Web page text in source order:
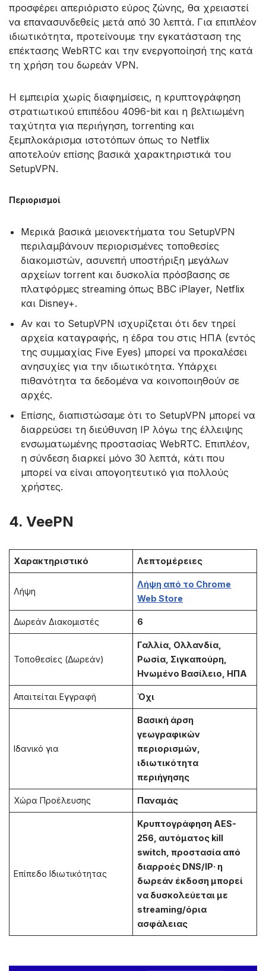
προσφέρει απεριόριστο εύρος ζώνης, θα χρειαστεί
να επανασυνδεθείς μετά από 30 λεπτά. Για επιπλέον
ιδιωτικότητα, προτείνουμε την εγκατάσταση της
επέκτασης WebRTC και την ενεργοποίησή της κατά
τη χρήση του δωρεάν VPN.
Η εμπειρία χωρίς διαφημίσεις, η κρυπτογράφηση
στρατιωτικού επιπέδου 4096-bit και η βελτιωμένη
ταχύτητα για περιήγηση, torrenting και
ξεμπλοκάρισμα ιστοτόπων όπως το Netflix
αποτελούν επίσης βασικά χαρακτηριστικά του
SetupVPN.
Περιορισμοί
Μερικά βασικά μειονεκτήματα του SetupVPN
περιλαμβάνουν περιορισμένες τοποθεσίες
διακομιστών, ασυνεπή υποστήριξη μεγάλων
αρχείων torrent και δυσκολία πρόσβασης σε
πλατφόρμες streaming όπως BBC iPlayer, Netflix
και Disney+.
Αν και το SetupVPN ισχυρίζεται ότι δεν τηρεί
αρχεία καταγραφής, η έδρα του στις ΗΠΑ (εντός
της συμμαχίας Five Eyes) μπορεί να προκαλέσει
ανησυχίες για την ιδιωτικότητα. Υπάρχει
πιθανότητα τα δεδομένα να κοινοποιηθούν σε
αρχές.
Επίσης, διαπιστώσαμε ότι το SetupVPN μπορεί να
διαρρεύσει τη διεύθυνση IP λόγω της έλλειψης
ενσωματωμένης προστασίας WebRTC. Επιπλέον,
η σύνδεση διαρκεί μόνο 30 λεπτά, κάτι που
μπορεί να είναι απογοητευτικό για πολλούς
χρήστες.
4. VeePN
Χαρακτηριστικό Λεπτομέρειες
Λήψη
Λήψη από το Chrome
Web Store
Δωρεάν Διακομιστές 6
Τοποθεσίες (Δωρεάν)
Γαλλία, Ολλανδία,
Ρωσία, Σιγκαπούρη,
Ηνωμένο Βασίλειο, ΗΠΑ
Απαιτείται Εγγραφή Όχι
Ιδανικό για
Βασική άρση
γεωγραφικών
περιορισμών,
ιδιωτικότητα
περιήγησης
Χώρα Προέλευσης Παναμάς
Επίπεδο Ιδιωτικότητας
Κρυπτογράφηση AES-
256, αυτόματος kill
switch, προστασία από
διαρροές DNS/IP· η
δωρεάν έκδοση μπορεί
να δυσκολεύεται με
streaming/όρια
ασφάλειας